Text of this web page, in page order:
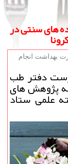
های سنتی در
بهداشت انجام
دفتر طب
پژوهش های
علمی ستاد